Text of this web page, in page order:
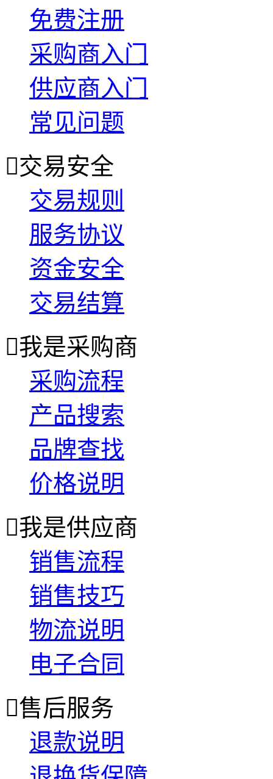
免费注册
采购商入门
供应商入门
常见问题
交易安全
交易规则
服务协议
资金安全
交易结算
我是采购商
采购流程
产品搜索
品牌查找
价格说明
我是供应商
销售流程
销售技巧
物流说明
电子合同
售后服务
退款说明